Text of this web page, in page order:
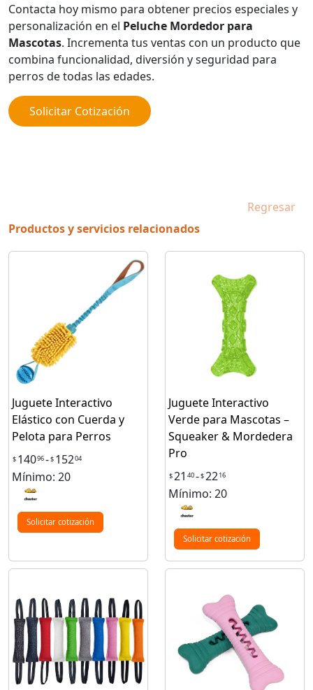
Contacta hoy mismo para obtener precios especiales y
personalización en el Peluche Mordedor para
Mascotas. Incrementa tus ventas con un producto que
combina funcionalidad, diversión y seguridad para
perros de todas las edades.
Solicitar Cotización
Regresar
Productos y servicios relacionados
Juguete Interactivo
Elástico con Cuerda y
Pelota para Perros
$ 14096-$ 15204
Mínimo: 20
Solicitar cotización
Juguete Interactivo
Verde para Mascotas –
Squeaker & Mordedera
Pro
$21 40-$2216
Mínimo: 20
Solicitar cotización